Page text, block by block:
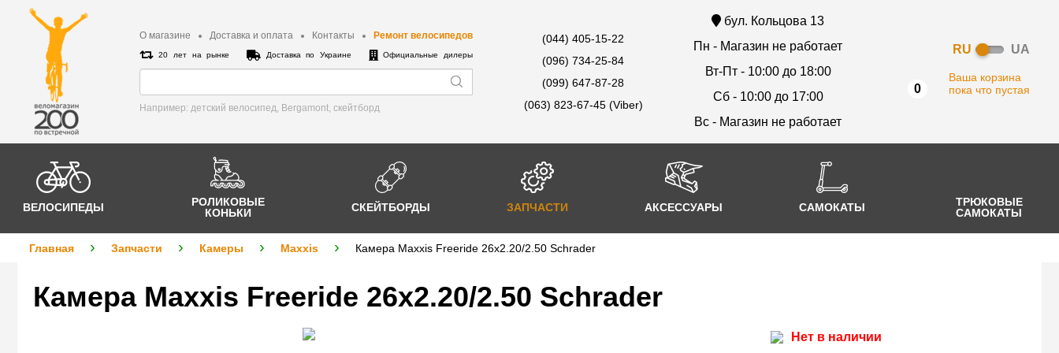
О магазине Доставка и оплата Контакты Ремонт велосипедов
20 лет на рынке Доставка по Украине Официальные дилеры
Например: детский велосипед, Bergamont, cкейтборд
(044) 405-15-22
(096) 734-25-84
(099) 647-87-28
(063) 823-67-45 (Viber)
бул. Кольцова 13
Пн - Магазин не работает
Вт-Пт - 10:00 до 18:00
Сб - 10:00 до 17:00
Вс - Магазин не работает
RU UA
0
Ваша корзина
пока что пустая
ВЕЛОСИПЕДЫ
РОЛИКОВЫЕ
КОНЬКИ
СКЕЙТБОРДЫ ЗАПЧАСТИ АКСЕССУАРЫ САМОКАТЫ
ТРЮКОВЫЕ
САМОКАТЫ
Главная Запчасти Камеры Maxxis Камера Maxxis Freeride 26x2.20/2.50 Schrader
Камера Maxxis Freeride 26x2.20/2.50 Schrader
Нет в наличии